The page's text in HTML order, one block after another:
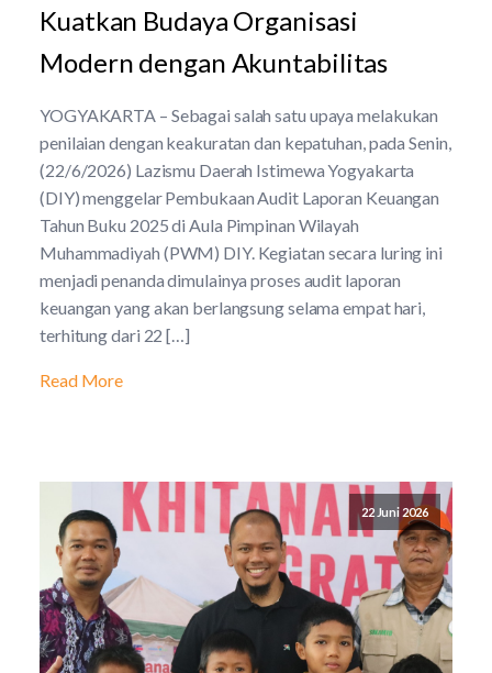
Kuatkan Budaya Organisasi
Modern dengan Akuntabilitas
YOGYAKARTA – Sebagai salah satu upaya melakukan
penilaian dengan keakuratan dan kepatuhan, pada Senin,
(22/6/2026) Lazismu Daerah Istimewa Yogyakarta
(DIY) menggelar Pembukaan Audit Laporan Keuangan
Tahun Buku 2025 di Aula Pimpinan Wilayah
Muhammadiyah (PWM) DIY. Kegiatan secara luring ini
menjadi penanda dimulainya proses audit laporan
keuangan yang akan berlangsung selama empat hari,
terhitung dari 22 […]
Read More
22 Juni 2026